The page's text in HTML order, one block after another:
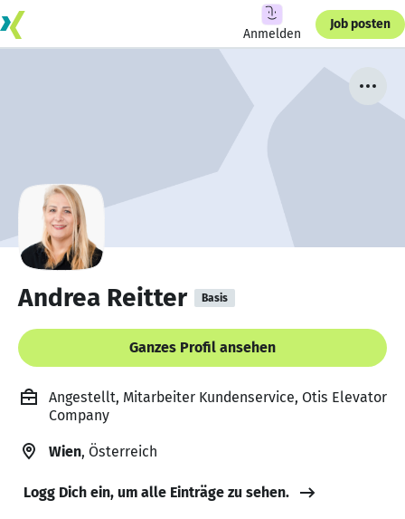
Anmelden
Job posten
Andrea Reitter Basis
Ganzes Profil ansehen
Angestellt, Mitarbeiter Kundenservice, Otis Elevator
Company
Wien, Österreich
Logg Dich ein, um alle Einträge zu sehen.